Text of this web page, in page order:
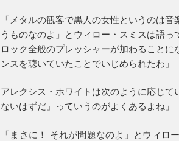
「メタルの観客で黒人の女性というのは
うものなのよ」とウィロー・スミスは語っ
ロック全般のプレッシャーが加わること
ンスを聴いていたことでいじめられたわ」
アレクシス・ホワイトは次のように応じ
ないはずだ』っていうのがよくあるよね」
「まさに！ それが問題なのよ」とウィロ